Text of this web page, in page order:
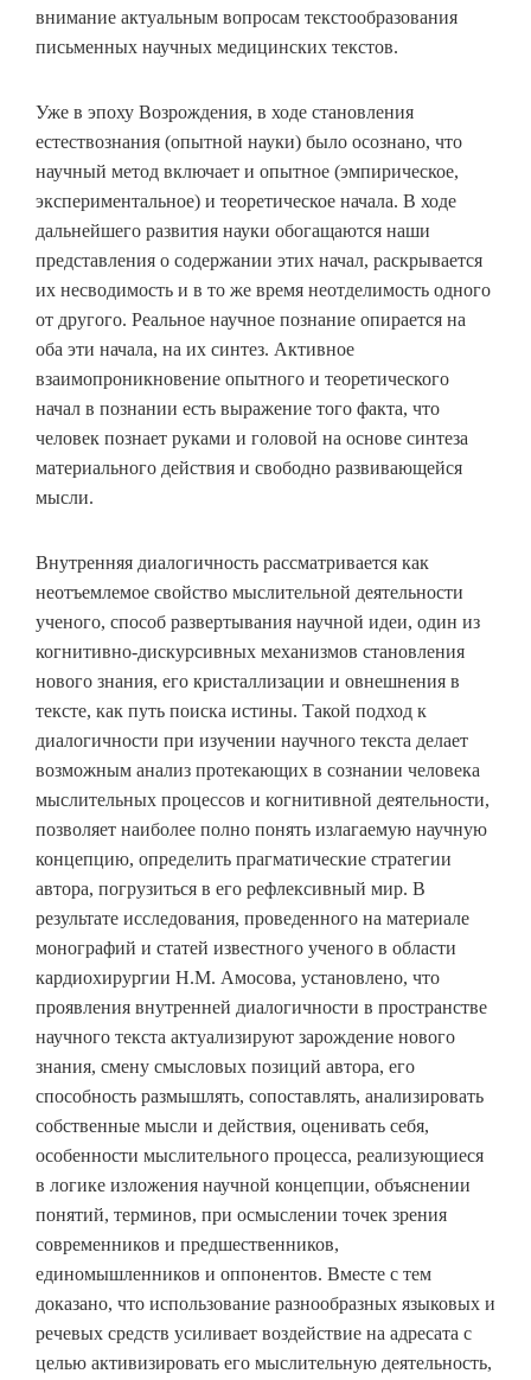
внимание актуальным вопросам текстообразования
письменных научных медицинских текстов.
Уже в эпоху Возрождения, в ходе становления
естествознания (опытной науки) было осознано, что
научный метод включает и опытное (эмпирическое,
экспериментальное) и теоретическое начала. В ходе
дальнейшего развития науки обогащаются наши
представления о содержании этих начал, раскрывается
их несводимость и в то же время неотделимость одного
от другого. Реальное научное познание опирается на
оба эти начала, на их синтез. Активное
взаимопроникновение опытного и теоретического
начал в познании есть выражение того факта, что
человек познает руками и головой на основе синтеза
материального действия и свободно развивающейся
мысли.
Внутренняя диалогичность рассматривается как
неотъемлемое свойство мыслительной деятельности
ученого, способ развертывания научной идеи, один из
когнитивно-дискурсивных механизмов становления
нового знания, его кристаллизации и овнешнения в
тексте, как путь поиска истины. Такой подход к
диалогичности при изучении научного текста делает
возможным анализ протекающих в сознании человека
мыслительных процессов и когнитивной деятельности,
позволяет наиболее полно понять излагаемую научную
концепцию, определить прагматические стратегии
автора, погрузиться в его рефлексивный мир. В
результате исследования, проведенного на материале
монографий и статей известного ученого в области
кардиохирургии Н.М. Амосова, установлено, что
проявления внутренней диалогичности в пространстве
научного текста актуализируют зарождение нового
знания, смену смысловых позиций автора, его
способность размышлять, сопоставлять, анализировать
собственные мысли и действия, оценивать себя,
особенности мыслительного процесса, реализующиеся
в логике изложения научной концепции, объяснении
понятий, терминов, при осмыслении точек зрения
современников и предшественников,
единомышленников и оппонентов. Вместе с тем
доказано, что использование разнообразных языковых и
речевых средств усиливает воздействие на адресата с
целью активизировать его мыслительную деятельность,